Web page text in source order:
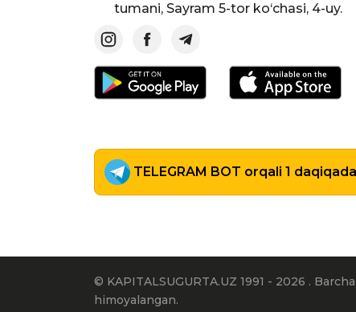
tumani, Sayram 5-tor ko‘chasi, 4-uy.
TELEGRAM BOT orqali 1
© KAPITALSUGURTA.UZ 1991 - 2026 .
himoyalangan.